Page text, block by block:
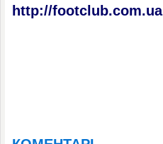
http://footclub.com.ua